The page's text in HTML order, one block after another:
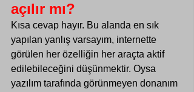
açılır mı?
Kısa cevap hayır. Bu alanda en sık
yapılan yanlış varsayım, internette
görülen her özelliğin her araçta aktif
edilebileceğini düşünmektir. Oysa
yazılım tarafında görünmeyen donanım